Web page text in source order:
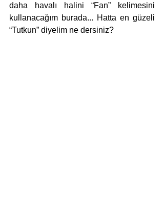
daha havalı halini “Fan” kelimesini
kullanacağım burada... Hatta en güzeli
“Tutkun” diyelim ne dersiniz?